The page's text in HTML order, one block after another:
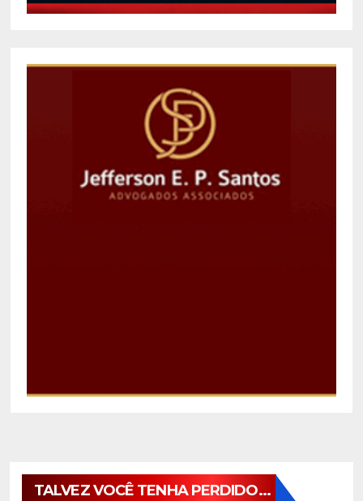
TALVEZ VOCÊ TENHA PERDIDO...